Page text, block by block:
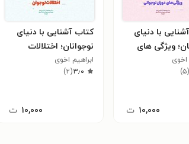
با دنیای
ویژگی های
اخوی
(۵)
۱۰,۰۰۰ ت
کتاب آشنایی با دنیای
نوجوانان؛ اختلالات
نوجوان
ابراهیم اخوی
۳٫۰(۲)
۱۰,۰۰۰ ت